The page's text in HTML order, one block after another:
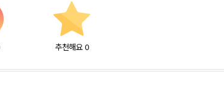
추천해요 0